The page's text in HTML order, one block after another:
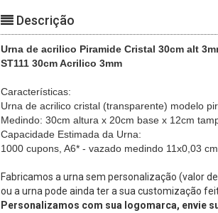
Descrição
Urna de acrilico Piramide Cristal 30cm alt
ST111 30cm Acrilico 3mm
Características:
Urna de acrilico cristal (transparente) modelo
Medindo: 30cm altura x 20cm base x 12cm
Capacidade Estimada da Urna:
1000 cupons, A6* - vazado medindo 11x0,03 cm
Fabricamos a urna sem personalização (valor
ou a urna pode ainda ter a sua customização
Personalizamos com sua logomarca, envie